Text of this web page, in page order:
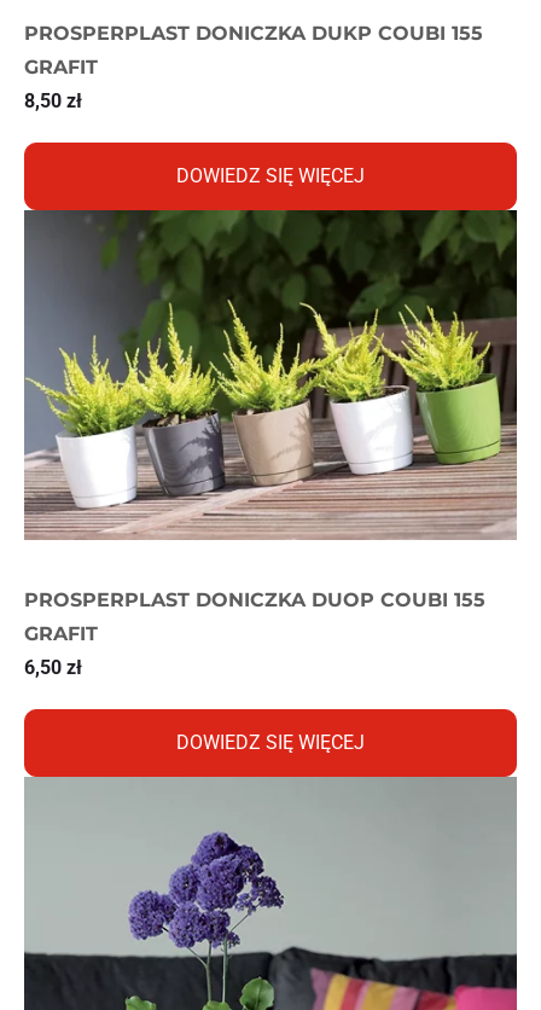
PROSPERPLAST DONICZKA DUKP COUBI 155
GRAFIT
8,50 zł
DOWIEDZ SIĘ WIĘCEJ
PROSPERPLAST DONICZKA DUOP COUBI 155
GRAFIT
6,50 zł
DOWIEDZ SIĘ WIĘCEJ